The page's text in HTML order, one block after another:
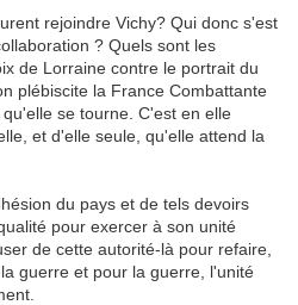
rejoindre Vichy? Qui donc s'est
? Quels sont les
de Lorraine contre le portrait du
plébiscite la France Combattante
se tourne. C'est en elle
et d'elle seule, qu'elle attend la
du pays et de tels devoirs
pour exercer à son unité
de cette autorité-là pour refaire,
guerre et pour la guerre, l'unité